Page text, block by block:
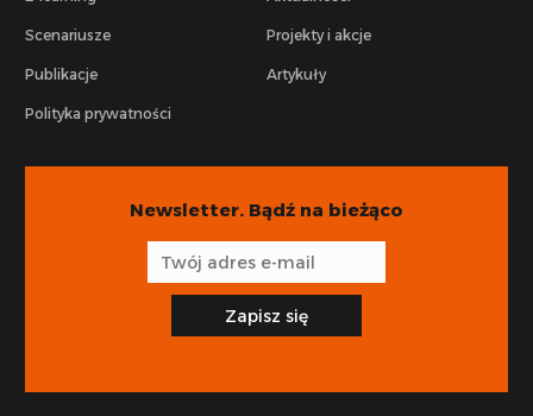
Scenariusze Projekty i akcje
Publikacje Artykuły
Polityka prywatności
Newsletter. Bądź na bieżąco
Zapisz się